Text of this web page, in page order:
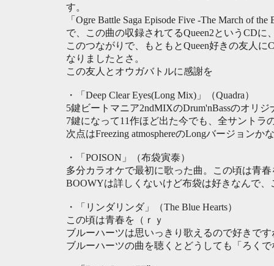
す。
「Ogre Battle Saga Episode Five -The March of
で、この曲の収録されてるQueen2というCDに
このつながりで、もともとQueen好きの友人
なりましたとさ。
この友人とオウガバトルに感謝を
・「Deep Clear Eyes(Long Mix)」（Quadra）
5鍵ビートマニア2ndMIXのDrum'nBassのオリ
7鍵になって11作ほど出た今でも、全サントラ
次点はFreezing atmosphereのLongバージョンか
・「POISON」（布袋寅泰）
多分カラオケで最初に歌った曲。この頃は青
BOOWYは詳しくないけど布袋は好きなんで
・「リンダリンダ」（The Blue Hearts）
この頃は青春を（ｒｙ
ブルーハーツは思いっきり歌えるので好きで
ブルーハーツの曲を聴くとどうしても「ろく